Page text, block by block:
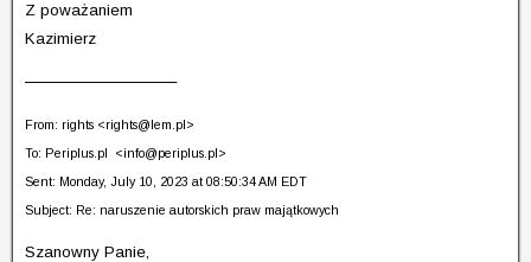
Z poważaniem
Kazimierz
————————–
From: rights <rights@lem.pl>
To: Periplus.pl <info@periplus.pl>
Sent: Monday, July 10, 2023 at 08:50:34 AM EDT
Subject: Re: naruszenie autorskich praw majątkowych
Szanowny Panie,